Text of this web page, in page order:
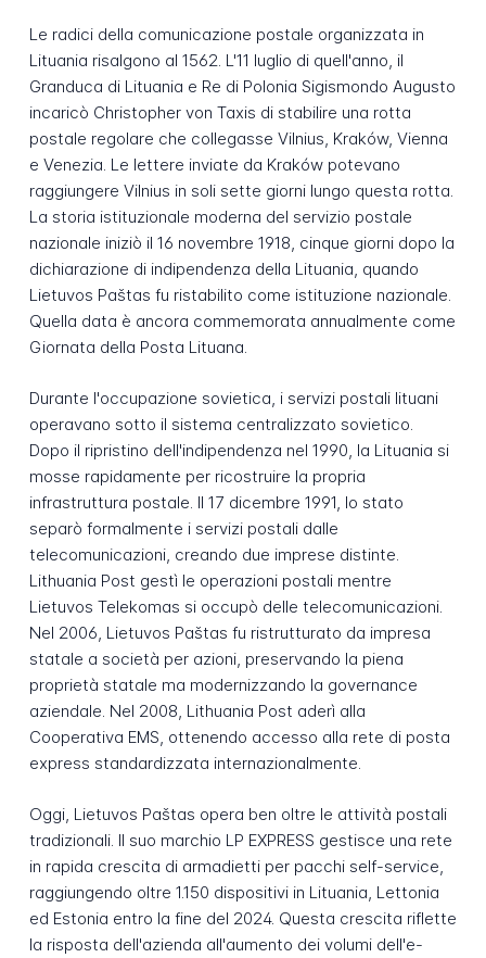
Le radici della comunicazione postale organizzata in
Lituania risalgono al 1562. L'11 luglio di quell'anno, il
Granduca di Lituania e Re di Polonia Sigismondo Augusto
incaricò Christopher von Taxis di stabilire una rotta
postale regolare che collegasse Vilnius, Kraków, Vienna
e Venezia. Le lettere inviate da Kraków potevano
raggiungere Vilnius in soli sette giorni lungo questa rotta.
La storia istituzionale moderna del servizio postale
nazionale iniziò il 16 novembre 1918, cinque giorni dopo la
dichiarazione di indipendenza della Lituania, quando
Lietuvos Paštas fu ristabilito come istituzione nazionale.
Quella data è ancora commemorata annualmente come
Giornata della Posta Lituana.
Durante l'occupazione sovietica, i servizi postali lituani
operavano sotto il sistema centralizzato sovietico.
Dopo il ripristino dell'indipendenza nel 1990, la Lituania si
mosse rapidamente per ricostruire la propria
infrastruttura postale. Il 17 dicembre 1991, lo stato
separò formalmente i servizi postali dalle
telecomunicazioni, creando due imprese distinte.
Lithuania Post gestì le operazioni postali mentre
Lietuvos Telekomas si occupò delle telecomunicazioni.
Nel 2006, Lietuvos Paštas fu ristrutturato da impresa
statale a società per azioni, preservando la piena
proprietà statale ma modernizzando la governance
aziendale. Nel 2008, Lithuania Post aderì alla
Cooperativa EMS, ottenendo accesso alla rete di posta
express standardizzata internazionalmente.
Oggi, Lietuvos Paštas opera ben oltre le attività postali
tradizionali. Il suo marchio LP EXPRESS gestisce una rete
in rapida crescita di armadietti per pacchi self-service,
raggiungendo oltre 1.150 dispositivi in Lituania, Lettonia
ed Estonia entro la fine del 2024. Questa crescita riflette
la risposta dell'azienda all'aumento dei volumi dell'e-